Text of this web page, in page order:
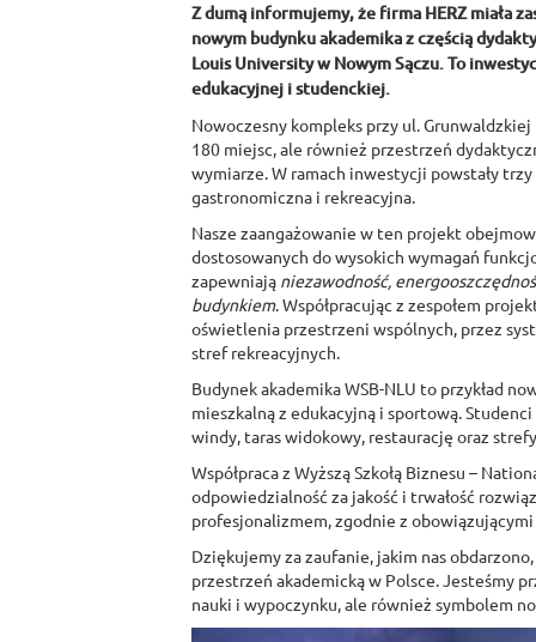
Z dumą informujemy, że firma HERZ miała
nowym budynku akademika z częścią
Louis University w Nowym Sączu. To
edukacyjnej i studenckiej.
Nowoczesny kompleks przy ul.
180 miejsc, ale również przestrzeń
wymiarze. W ramach inwestycji powstały
gastronomiczna i rekreacyjna.
Nasze zaangażowanie w ten projekt
dostosowanych do wysokich wymagań
zapewniają niezawodność,
budynkiem. Współpracując z zespołem
oświetlenia przestrzeni wspólnych, przez
stref rekreacyjnych.
Budynek akademika WSB-NLU to przykład
mieszkalną z edukacyjną i sportową.
windy, taras widokowy, restaurację oraz
Współpraca z Wyższą Szkołą Biznesu –
odpowiedzialność za jakość i trwałość
profesjonalizmem, zgodnie z
Dziękujemy za zaufanie, jakim nas
przestrzeń akademicką w Polsce. Jesteśmy
nauki i wypoczynku, ale również symbolem